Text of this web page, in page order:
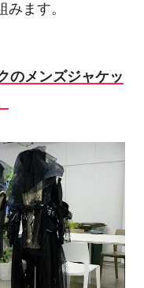
ます。
のメンズジャケッ